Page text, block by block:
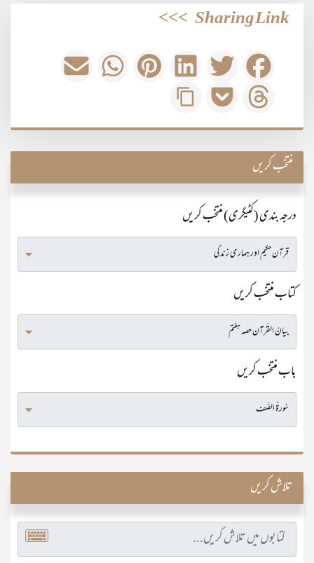
Sharing Link
>>>
منتخب کریں
درجہ بندی (کٹیگری) منتخب کریں
کتاب منتخب کریں
باب منتخب کریں
تلاش کریں